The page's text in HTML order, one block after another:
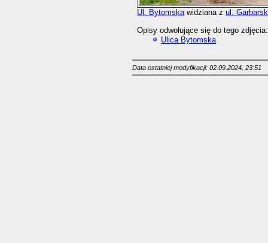
Ul. Bytomskawidziana z ul.
Opisy odwołujące się do tego zdjęcia:
Ulica Bytomska
Data ostatniej modyfikacji: 02.09.2024, 23:51